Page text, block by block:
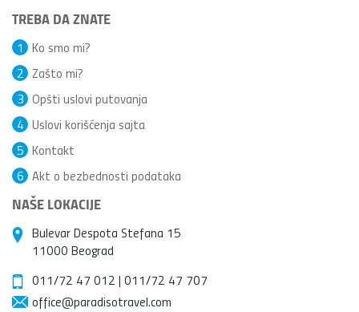
TREBA DA ZNATE
Ko smo mi?
1
Zašto mi?
2
Opšti uslovi putovanja
3
Uslovi korišćenja sajta
4
Kontakt
5
Akt o bezbednosti podataka
6
NAŠE LOKACIJE
Bulevar Despota Stefana 15
11000 Beograd
011/72 47 012 | 011/72 47 707
office@paradisotravel.com